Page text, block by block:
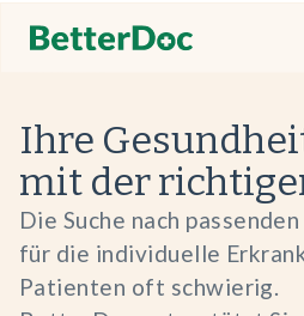
Ihre
mit der
Die Suche nach
für die individuelle
Patienten oft schwierig.